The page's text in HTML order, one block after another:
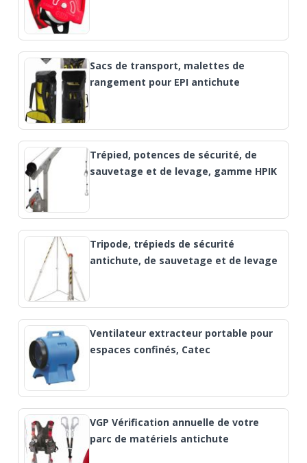
Sacs de transport, malettes de
rangement pour EPI antichute
Trépied, potences de sécurité, de
sauvetage et de levage, gamme HPIK
Tripode, trépieds de sécurité
antichute, de sauvetage et de levage
Ventilateur extracteur portable pour
espaces confinés, Catec
VGP Vérification annuelle de votre
parc de matériels antichute